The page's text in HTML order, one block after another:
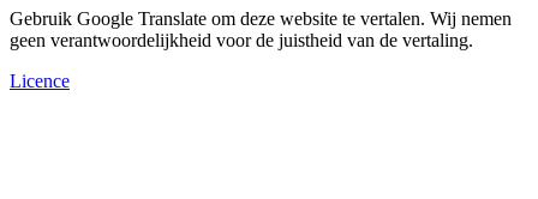
Gebruik Google Translate om deze website te vertalen. Wij nemen
geen verantwoordelijkheid voor de juistheid van de vertaling.
Licence